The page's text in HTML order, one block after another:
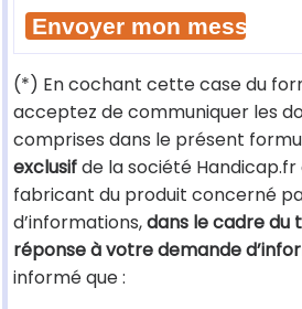
(*) En cochant cette case du
acceptez de communiquer les
comprises dans le présent
exclusifde la société
fabricant du produit concerné
d’informations,dans le cadre du
réponse à votre demande
informé que :